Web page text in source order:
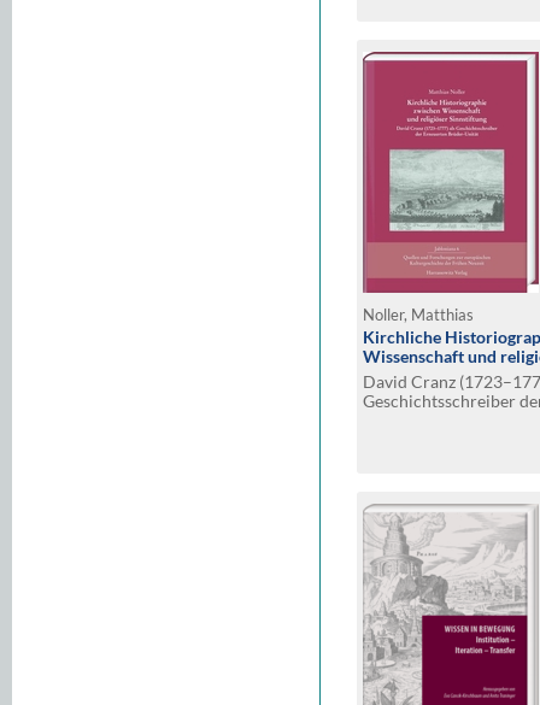
Noller, Matthias
Kirchliche
Wissenschaft und
David Cranz
Geschichtsschreiber